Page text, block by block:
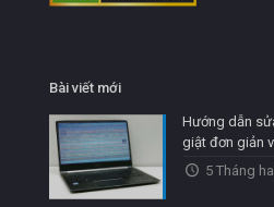
Bài viết mới
Hướng dẫn
giật đơn giản
5 Tháng